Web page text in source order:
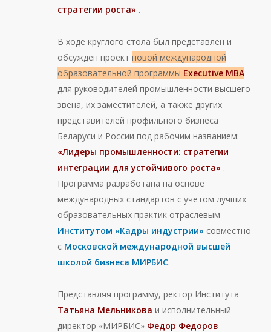
стратегии роста» .
В ходе круглого стола был представлен и
обсужден проект новой международной
образовательной программы Executive MBA
для руководителей промышленности высшего
звена, их заместителей, а также других
представителей профильного бизнеса
Беларуси и России под рабочим названием:
«Лидеры промышленности: стратегии
интеграции для устойчивого роста» .
Программа разработана на основе
международных стандартов с учетом лучших
образовательных практик отраслевым
Институтом «Кадры индустрии» совместно
с Московской международной высшей
школой бизнеса МИРБИС.
Представляя программу, ректор Института
Татьяна Мельникова и исполнительный
директор «МИРБИС» Федор Федоров